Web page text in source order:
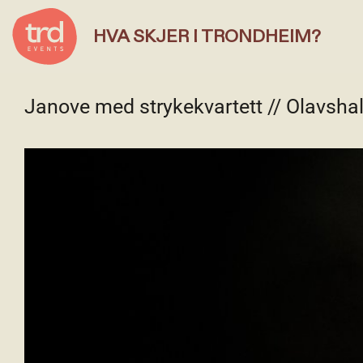
HVA SKJER I TRONDHEIM?
Janove med strykekvartett //